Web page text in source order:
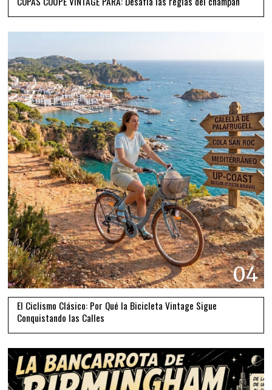
04
El Ciclismo Clásico: Por Qué la Bicicleta Vintage Sigue
Conquistando las Calles